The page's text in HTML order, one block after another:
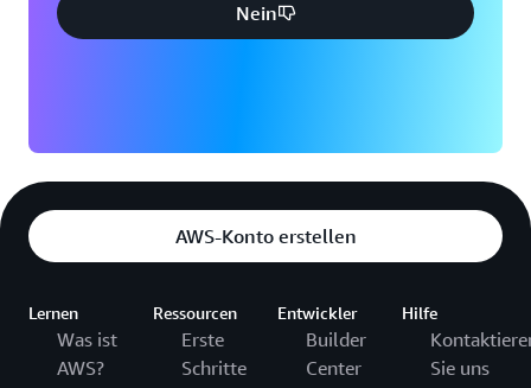
Nein
AWS-Konto erstellen
Lernen
Was ist
AWS?
Ressourcen
Erste
Schritte
Entwickler
Builder
Center
Hilfe
Sie uns